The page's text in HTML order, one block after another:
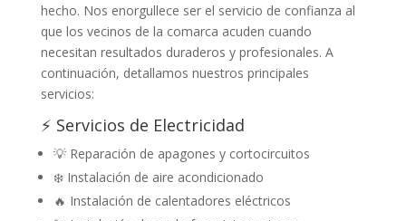
hecho. Nos enorgullece ser el servicio de confianza al
que los vecinos de la comarca acuden cuando
necesitan resultados duraderos y profesionales. A
continuación, detallamos nuestros principales
servicios:
⚡ Servicios de Electricidad
💡 Reparación de apagones y cortocircuitos
❄️ Instalación de aire acondicionado
🔥 Instalación de calentadores eléctricos